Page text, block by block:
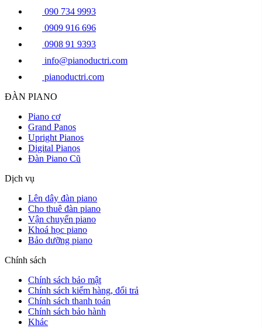
090 734 9993
0909 916 696
0908 91 9393
info@pianoductri.com
pianoductri.com
ĐÀN PIANO
Piano cơ
Grand Panos
Upright Pianos
Digital Pianos
Đàn Piano Cũ
Dịch vụ
Lên dây đàn piano
Cho thuê đàn piano
Vận chuyển piano
Khoá học piano
Bảo dưỡng piano
Chính sách
Chính sách bảo mật
Chính sách kiểm hàng, đổi trả
Chính sách thanh toán
Chính sách bảo hành
Khác